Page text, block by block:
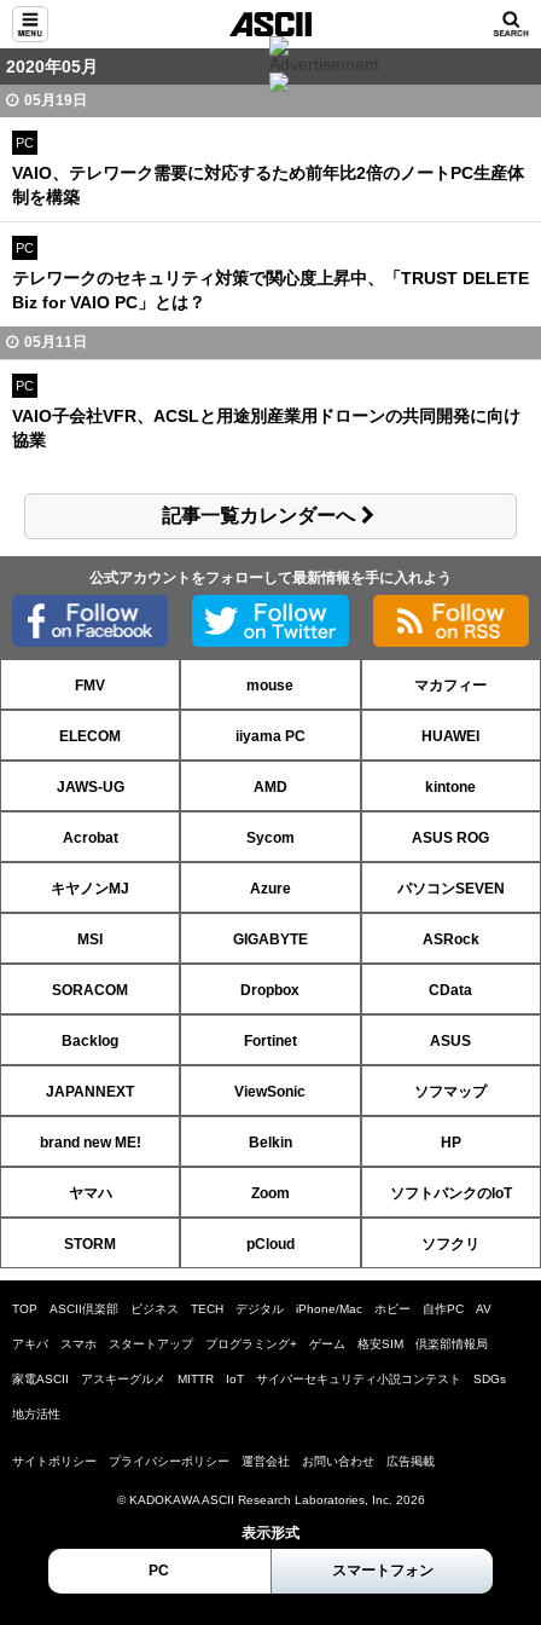
2020年05月
05月19日
PC
VAIO、テレワーク需要に対応するため前年比2倍のノートPC生産体
制を構築
PC
テレワークのセキュリティ対策で関心度上昇中、「TRUST DELETE
Biz for VAIO PC」とは？
05月11日
PC
VAIO子会社VFR、ACSLと用途別産業用ドローンの共同開発に向け
協業
記事一覧カレンダーへ
公式アカウントをフォローして最新情報を手に入れよう
FMV mouse マカフィー
ELECOM iiyama PC HUAWEI
JAWS-UG AMD kintone
Acrobat Sycom ASUS ROG
キヤノンMJ Azure パソコンSEVEN
MSI GIGABYTE ASRock
SORACOM Dropbox CData
Backlog Fortinet ASUS
JAPANNEXT ViewSonic ソフマップ
brand new ME! Belkin HP
ヤマハ Zoom ソフトバンクのIoT
STORM pCloud ソフクリ
TOP ASCII倶楽部 ビジネス TECH デジタル iPhone/Mac ホビー 自作PC AV
アキバ スマホ スタートアップ プログラミング+ ゲーム 格安SIM 倶楽部情報局
家電ASCII アスキーグルメ MITTR IoT サイバーセキュリティ小説コンテスト SDGs
地方活性
サイトポリシー プライバシーポリシー 運営会社 お問い合わせ 広告掲載
© KADOKAWA ASCII Research Laboratories, Inc. 2026
表示形式
PC スマートフォン